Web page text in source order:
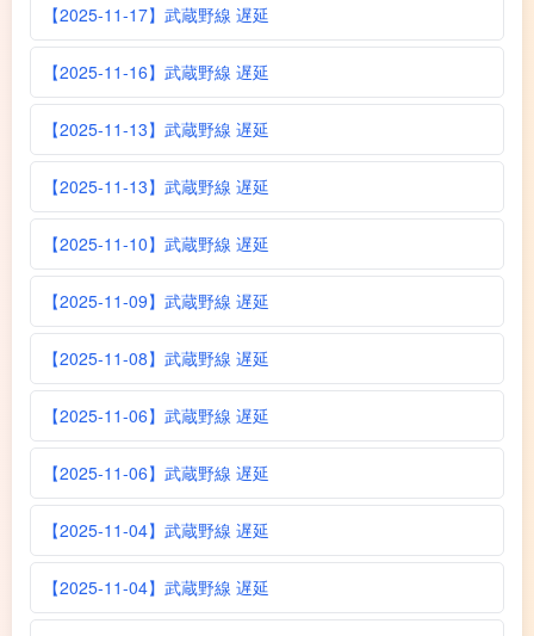
【2025-11-17】武蔵野線 遅延
【2025-11-16】武蔵野線 遅延
【2025-11-13】武蔵野線 遅延
【2025-11-13】武蔵野線 遅延
【2025-11-10】武蔵野線 遅延
【2025-11-09】武蔵野線 遅延
【2025-11-08】武蔵野線 遅延
【2025-11-06】武蔵野線 遅延
【2025-11-06】武蔵野線 遅延
【2025-11-04】武蔵野線 遅延
【2025-11-04】武蔵野線 遅延